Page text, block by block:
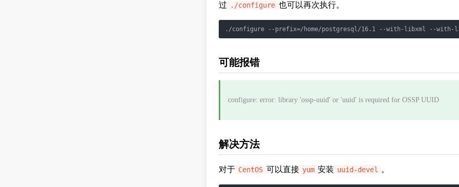
过
./configure 也可以再次执行。
可能报错
configure: error: library 'ossp-uuid' or 'uuid' is required for OSSP UUID
解决方法
对于 CentOS 可以直接 yum 安装 uuid-devel 。